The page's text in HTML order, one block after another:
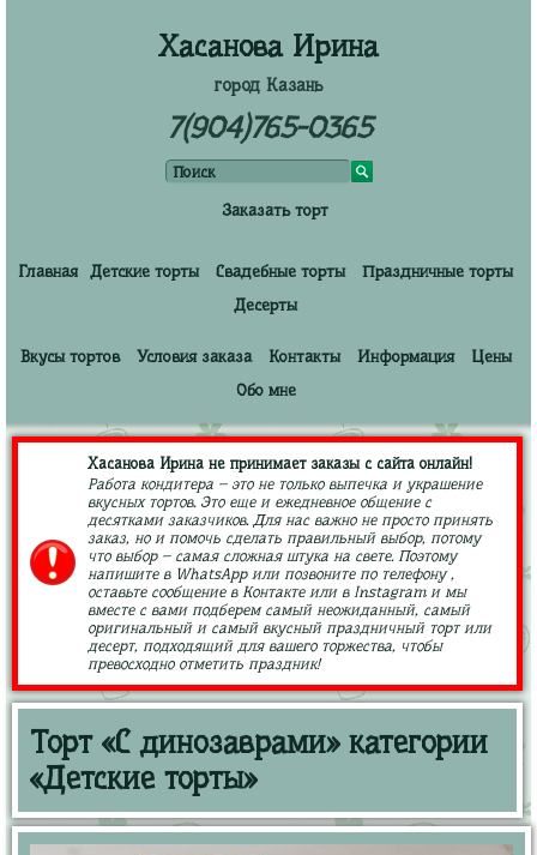
Хасанова Ирина
город Казань
7(904)765-0365
Заказать торт
Главная Детские торты Свадебные торты
Праздничные торты
Десерты
Вкусы тортов Условия заказа Контакты Информация
Цены
Обо мне
Хасанова Ирина не принимает заказы с сайта онлайн!
Работа кондитера – это не только выпечка и украшение
вкусных тортов. Это еще и ежедневное общение с
десятками заказчиков. Для нас важно не просто принять
заказ, но и помочь сделать правильный выбор, потому
что выбор – самая сложная штука на свете. Поэтому
напишите в WhatsApp или позвоните по телефону ,
оставьте сообщение в Контакте или в Instagram и мы
вместе с вами подберем самый неожиданный, самый
оригинальный и самый вкусный праздничный торт или
десерт, подходящий для вашего торжества, чтобы
превосходно отметить праздник!
Торт «С динозаврами» категории
«Детские торты»